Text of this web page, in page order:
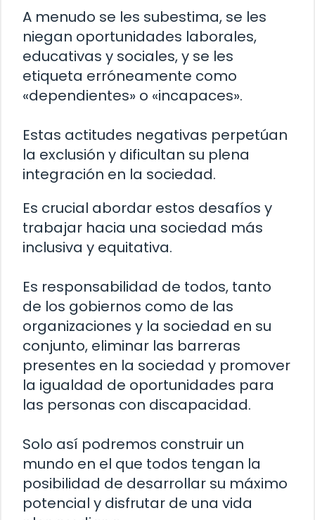
A menudo se les subestima, se les
niegan oportunidades laborales,
educativas y sociales, y se les
etiqueta erróneamente como
«dependientes» o «incapaces».
Estas actitudes negativas perpetúan
la exclusión y dificultan su plena
integración en la sociedad.
Es crucial abordar estos desafíos y
trabajar hacia una sociedad más
inclusiva y equitativa.
Es responsabilidad de todos, tanto
de los gobiernos como de las
organizaciones y la sociedad en su
conjunto, eliminar las barreras
presentes en la sociedad y promover
la igualdad de oportunidades para
las personas con discapacidad.
Solo así podremos construir un
mundo en el que todos tengan la
posibilidad de desarrollar su máximo
potencial y disfrutar de una vida